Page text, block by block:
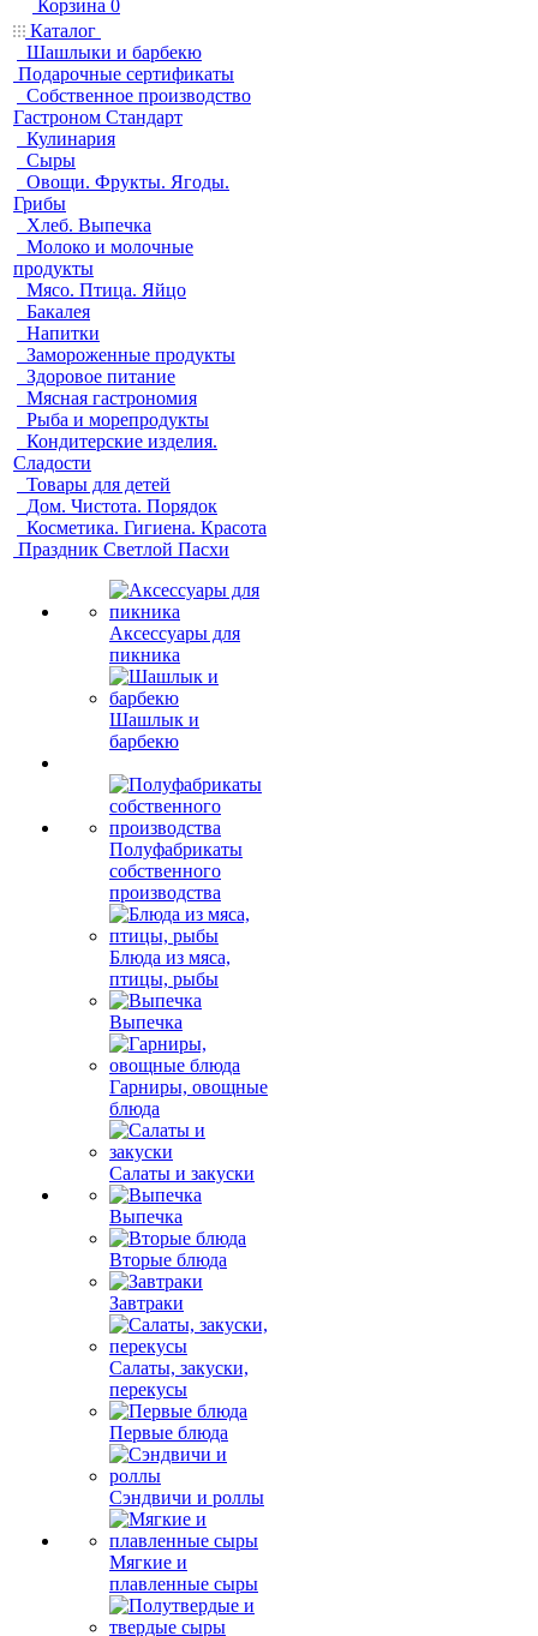
Корзина 0
Каталог
Шашлыки и барбекю
Подарочные сертификаты
Собственное производство
Гастроном Стандарт
Кулинария
Сыры
Овощи. Фрукты. Ягоды.
Грибы
Хлеб. Выпечка
Молоко и молочные
продукты
Мясо. Птица. Яйцо
Бакалея
Напитки
Замороженные продукты
Здоровое питание
Мясная гастрономия
Рыба и морепродукты
Кондитерские изделия.
Сладости
Товары для детей
Дом. Чистота. Порядок
Косметика. Гигиена. Красота
Праздник Светлой Пасхи
Аксессуары для
пикника
Шашлык и
барбекю
Полуфабрикаты
собственного
производства
Блюда из мяса,
птицы, рыбы
Выпечка
Гарниры, овощные
блюда
Салаты и закуски
Выпечка
Вторые блюда
Завтраки
Салаты, закуски,
перекусы
Первые блюда
Сэндвичи и роллы
Мягкие и
плавленные сыры